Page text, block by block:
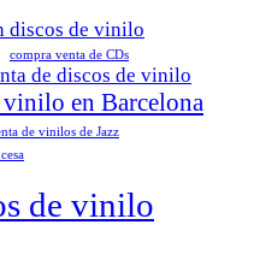
discos de vinilo
compra venta de CDs
de discos de vinilo
vinilo en Barcelona
de vinilos de Jazz
de vinilo